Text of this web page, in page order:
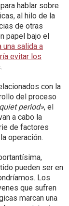
hablar sobre
al hilo de la
de otras
papel bajo el
una salida a
evitar los
con la
del proceso
period», el
a cabo la
de factores
operación.
pueden ser en
Los
que sufren
marcan una